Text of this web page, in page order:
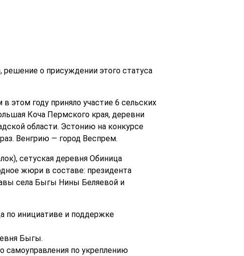
решение о присуждении этого статуса
этом году приняло участие 6 сельских
Коча Пермского края, деревни
области. Эстонию на конкурсе
Венгрию — город Веспрем.
сетуская деревня Обиница
жюри в составе: президента
села Быгы Нины Беляевой и
по инициативе и поддержке
Быгы.
самоуправления по укреплению